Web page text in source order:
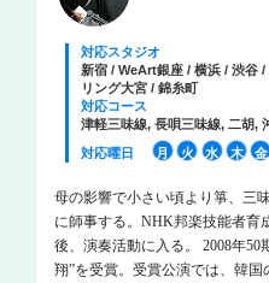
対応スタジオ
新宿 / WeArt銀座 / 横浜 / 渋谷
リング大宮 / 錦糸町
対応コース
津軽三味線, 長唄三味線, 二胡,
対応曜日
月 火 水 木 金
母の影響で小さい頃より箏、三
に師事する。NHK邦楽技能者育
後、演奏活動に入る。 2008年
翔”を受賞。受賞公演では、韓